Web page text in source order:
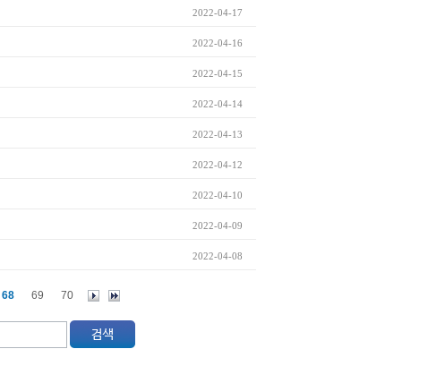
2022-04-17
2022-04-16
2022-04-15
2022-04-14
2022-04-13
2022-04-12
2022-04-10
2022-04-09
2022-04-08
68 69 70